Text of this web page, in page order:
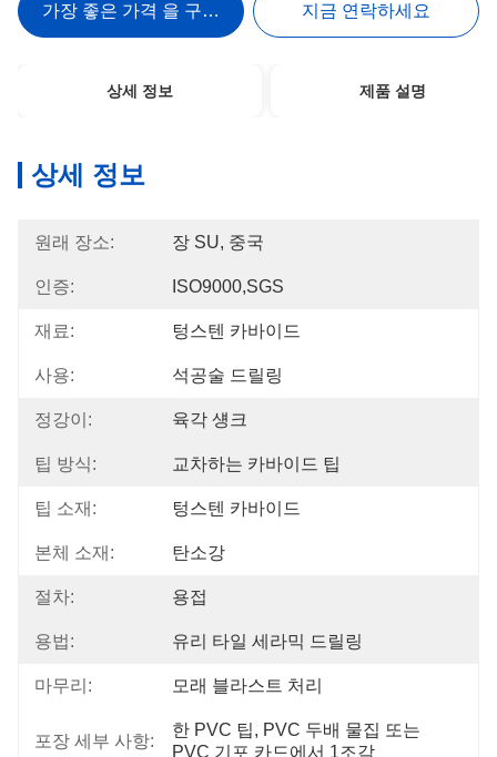
가장 좋은 가격 을 구하라 지금 연락하세요
상세 정보 제품 설명
상세 정보
원래 장소: 장 SU, 중국
인증: ISO9000,SGS
재료: 텅스텐 카바이드
사용: 석공술 드릴링
정강이: 육각 섕크
팁 방식: 교차하는 카바이드 팁
팁 소재: 텅스텐 카바이드
본체 소재: 탄소강
절차: 용접
용법: 유리 타일 세라믹 드릴링
마무리: 모래 블라스트 처리
포장 세부 사항:
한 PVC 팁, PVC 두배 물집 또는
PVC 기포 카드에서 1조각